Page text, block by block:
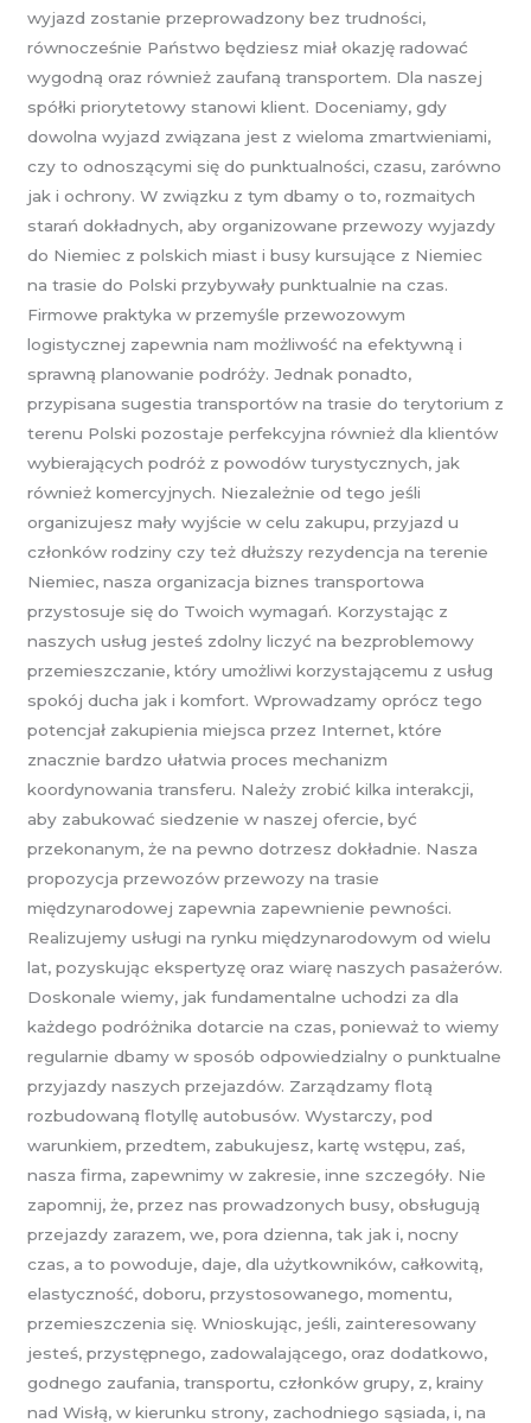
wyjazd zostanie przeprowadzony bez trudności,
równocześnie Państwo będziesz miał okazję radować
wygodną oraz również zaufaną transportem. Dla naszej
spółki priorytetowy stanowi klient. Doceniamy, gdy
dowolna wyjazd związana jest z wieloma zmartwieniami,
czy to odnoszącymi się do punktualności, czasu, zarówno
jak i ochrony. W związku z tym dbamy o to, rozmaitych
starań dokładnych, aby organizowane przewozy wyjazdy
do Niemiec z polskich miast i busy kursujące z Niemiec
na trasie do Polski przybywały punktualnie na czas.
Firmowe praktyka w przemyśle przewozowym
logistycznej zapewnia nam możliwość na efektywną i
sprawną planowanie podróży. Jednak ponadto,
przypisana sugestia transportów na trasie do terytorium z
terenu Polski pozostaje perfekcyjna również dla klientów
wybierających podróż z powodów turystycznych, jak
również komercyjnych. Niezależnie od tego jeśli
organizujesz mały wyjście w celu zakupu, przyjazd u
członków rodziny czy też dłuższy rezydencja na terenie
Niemiec, nasza organizacja biznes transportowa
przystosuje się do Twoich wymagań. Korzystając z
naszych usług jesteś zdolny liczyć na bezproblemowy
przemieszczanie, który umożliwi korzystającemu z usług
spokój ducha jak i komfort. Wprowadzamy oprócz tego
potencjał zakupienia miejsca przez Internet, które
znacznie bardzo ułatwia proces mechanizm
koordynowania transferu. Należy zrobić kilka interakcji,
aby zabukować siedzenie w naszej ofercie, być
przekonanym, że na pewno dotrzesz dokładnie. Nasza
propozycja przewozów przewozy na trasie
międzynarodowej zapewnia zapewnienie pewności.
Realizujemy usługi na rynku międzynarodowym od wielu
lat, pozyskując ekspertyzę oraz wiarę naszych pasażerów.
Doskonale wiemy, jak fundamentalne uchodzi za dla
każdego podróżnika dotarcie na czas, ponieważ to wiemy
regularnie dbamy w sposób odpowiedzialny o punktualne
przyjazdy naszych przejazdów. Zarządzamy flotą
rozbudowaną flotyllę autobusów. Wystarczy, pod
warunkiem, przedtem, zabukujesz, kartę wstępu, zaś,
nasza firma, zapewnimy w zakresie, inne szczegóły. Nie
zapomnij, że, przez nas prowadzonych busy, obsługują
przejazdy zarazem, we, pora dzienna, tak jak i, nocny
czas, a to powoduje, daje, dla użytkowników, całkowitą,
elastyczność, doboru, przystosowanego, momentu,
przemieszczenia się. Wnioskując, jeśli, zainteresowany
jesteś, przystępnego, zadowalającego, oraz dodatkowo,
godnego zaufania, transportu, członków grupy, z, krainy
nad Wisłą, w kierunku strony, zachodniego sąsiada, i, na